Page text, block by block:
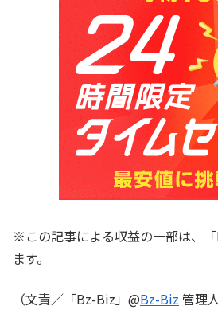
※この記事による収益の一部は、
ます。
（文責／「Bz-Biz」@Bz-Biz 管理